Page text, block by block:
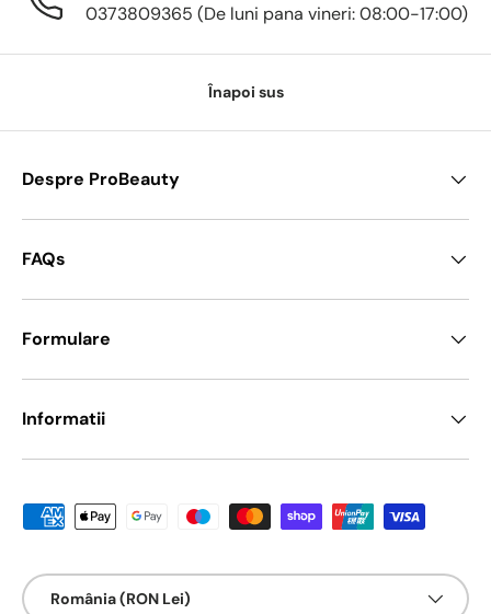
0373809365 (De luni pana vineri: 08:00-17:00)
Înapoi sus
Despre ProBeauty
FAQs
Formulare
Informatii
Metode de platā acceptate
Țarǎ/Regiune
România (RON Lei)